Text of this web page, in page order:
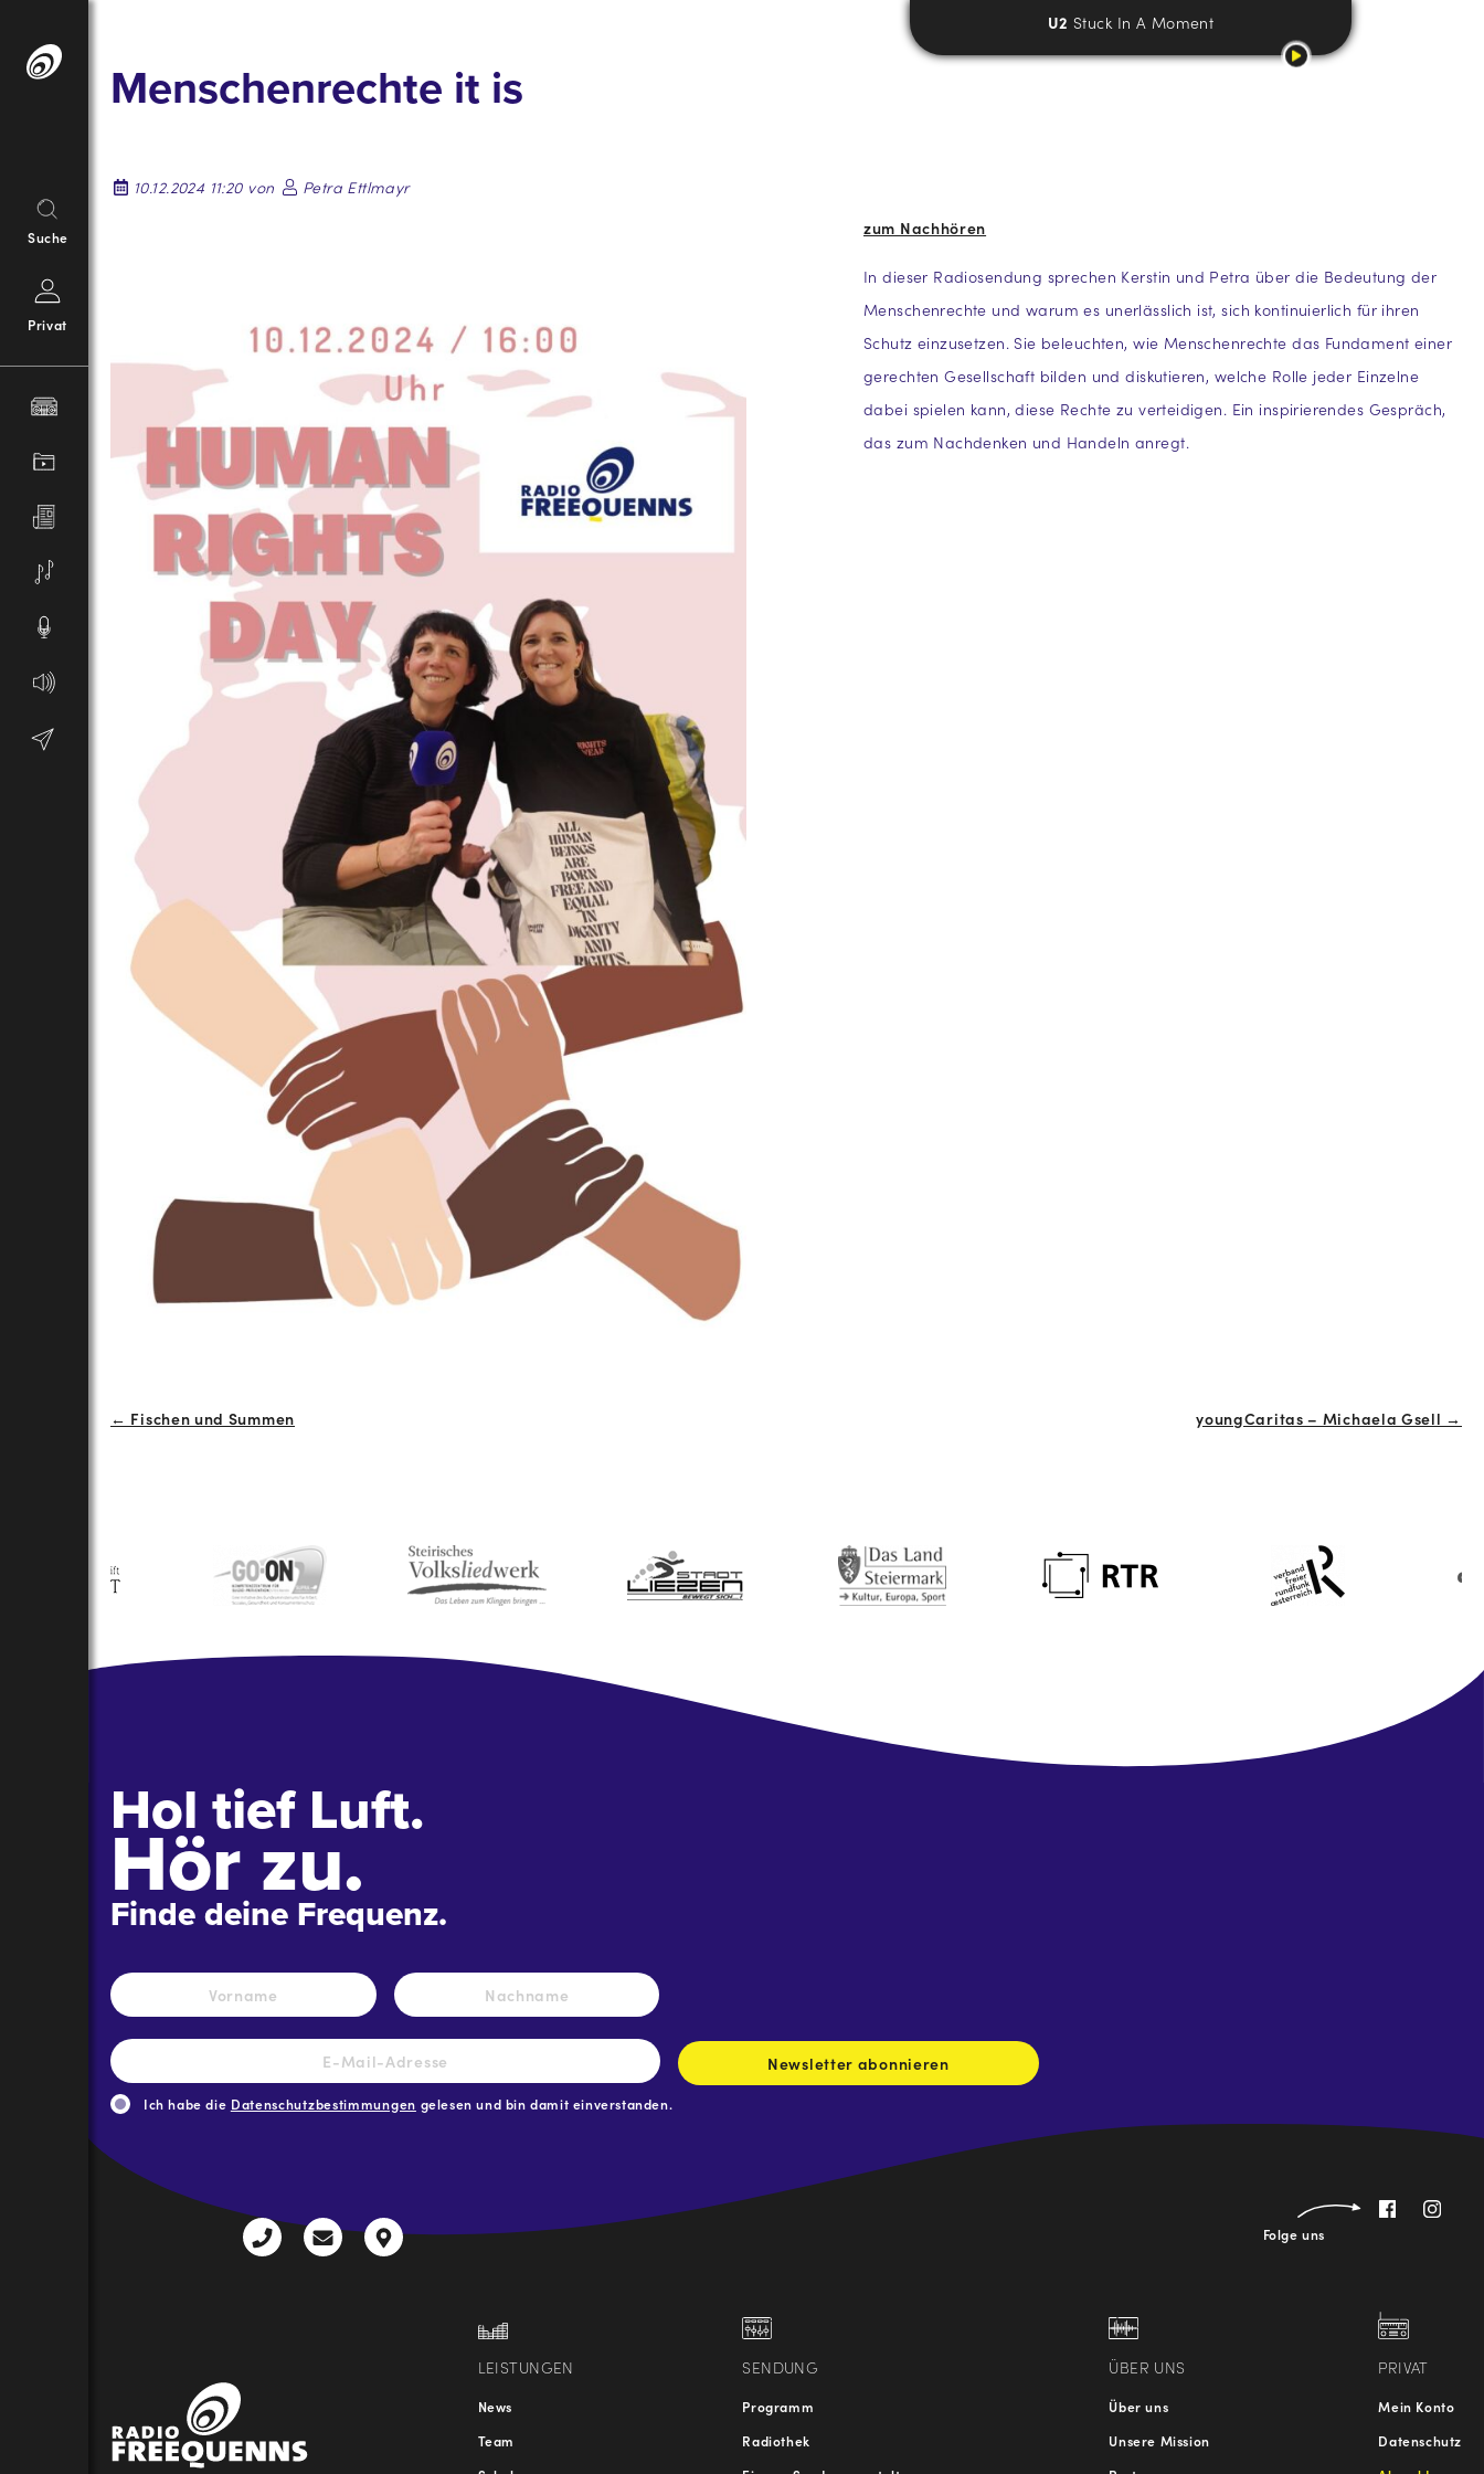
Inhalt
Suche
Privat
U2 Stuck In A Moment
Menschenrechte it is
10.12.2024 11:20 von
Petra Ettlmayr
zum Nachhören
In dieser Radiosendung sprechen Kerstin und Petra über die Bedeutung der
Menschenrechte und warum es unerlässlich ist, sich kontinuierlich für ihren
Schutz einzusetzen. Sie beleuchten, wie Menschenrechte das Fundament einer
gerechten Gesellschaft bilden und diskutieren, welche Rolle jeder Einzelne
dabei spielen kann, diese Rechte zu verteidigen. Ein inspirierendes Gespräch,
das zum Nachdenken und Handeln anregt.
← Fischen und Summen youngCaritas – Michaela Gsell →
Hol tief Luft.
Hör zu.
Finde deine Frequenz.
Name *
Vorname Nachname
E-
Mail-
Adresse *
Newsletter abonnieren
Ich habe die Datenschutzbestimmungen gelesen und bin damit einverstanden.
Folge uns
+43
radio@freequenns.at
Kulturhausstraße
LEISTUNGEN
News
Team
SENDUNG
Programm
Radiothek
ÜBER UNS
Über uns
Unsere Mission
PRIVAT
Mein Konto
Datenschutz